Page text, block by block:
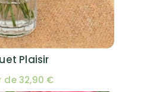
Plaisir
de 32,90 €